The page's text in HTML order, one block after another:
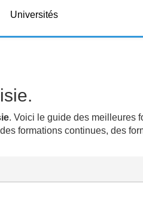
Universités
. Voici le guide des meilleures
formations continues, des